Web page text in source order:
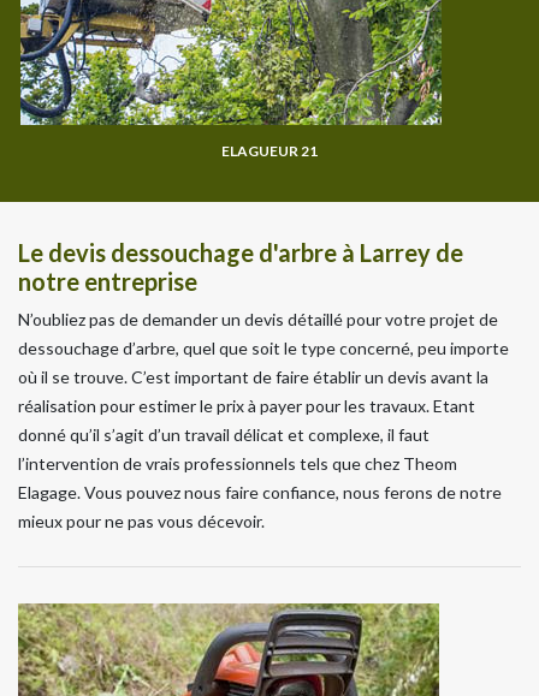
ELAGUEUR 21
Le devis dessouchage d'arbre à Larrey de
notre entreprise
N’oubliez pas de demander un devis détaillé pour votre projet de
dessouchage d’arbre, quel que soit le type concerné, peu importe
où il se trouve. C’est important de faire établir un devis avant la
réalisation pour estimer le prix à payer pour les travaux. Etant
donné qu’il s’agit d’un travail délicat et complexe, il faut
l’intervention de vrais professionnels tels que chez Theom
Elagage. Vous pouvez nous faire confiance, nous ferons de notre
mieux pour ne pas vous décevoir.